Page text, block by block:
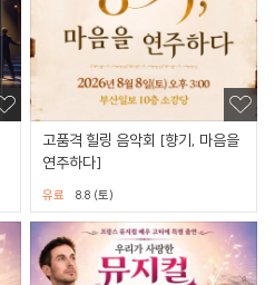
고품격 힐링 음악회 [향기, 마음을
연주하다]
8.8 (토)
유료